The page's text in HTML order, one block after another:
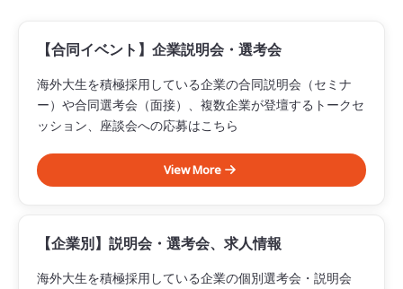
【合同イベント】企業説明会・選考会
海外大生を積極採用している企業の合同説明会（セミナ
ー）や合同選考会（面接）、複数企業が登壇するトークセ
ッション、座談会への応募はこちら
View More
【企業別】説明会・選考会、求人情報
海外大生を積極採用している企業の個別選考会・説明会